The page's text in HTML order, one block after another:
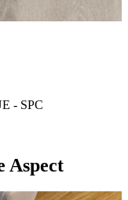
- SPC
Aspect